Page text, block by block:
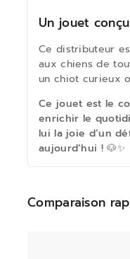
Un jouet
Ce distributeur
aux chiens de
un chiot curieux
Ce jouet est le
enrichir le
lui la joie d’un
aujourd’hui ! 🐶✨
Comparaison